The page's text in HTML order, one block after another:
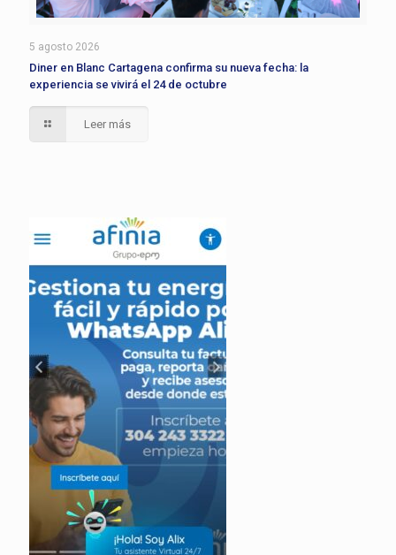
5 agosto 2026
Diner en Blanc Cartagena confirma su nueva fecha: la
experiencia se vivirá el 24 de octubre
Leer más